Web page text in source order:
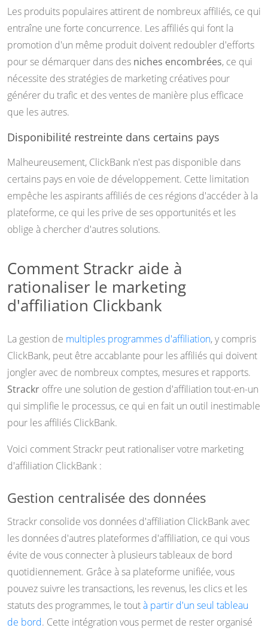
Les produits populaires attirent de nombreux affiliés, ce qui
entraîne une forte concurrence. Les affiliés qui font la
promotion d'un même produit doivent redoubler d'efforts
pour se démarquer dans des niches encombrées, ce qui
nécessite des stratégies de marketing créatives pour
générer du trafic et des ventes de manière plus efficace
que les autres.
Disponibilité restreinte dans certains pays
Malheureusement, ClickBank n'est pas disponible dans
certains pays en voie de développement. Cette limitation
empêche les aspirants affiliés de ces régions d'accéder à la
plateforme, ce qui les prive de ses opportunités et les
oblige à chercher d'autres solutions.
Comment Strackr aide à
rationaliser le marketing
d'affiliation Clickbank
La gestion de multiples programmes d'affiliation, y compris
ClickBank, peut être accablante pour les affiliés qui doivent
jongler avec de nombreux comptes, mesures et rapports.
Strackr offre une solution de gestion d'affiliation tout-en-un
qui simplifie le processus, ce qui en fait un outil inestimable
pour les affiliés ClickBank.
Voici comment Strackr peut rationaliser votre marketing
d'affiliation ClickBank :
Gestion centralisée des données
Strackr consolide vos données d'affiliation ClickBank avec
les données d'autres plateformes d'affiliation, ce qui vous
évite de vous connecter à plusieurs tableaux de bord
quotidiennement. Grâce à sa plateforme unifiée, vous
pouvez suivre les transactions, les revenus, les clics et les
statuts des programmes, le toutà partir d'un seul tableau
de bord. Cette intégration vous permet de rester organisé